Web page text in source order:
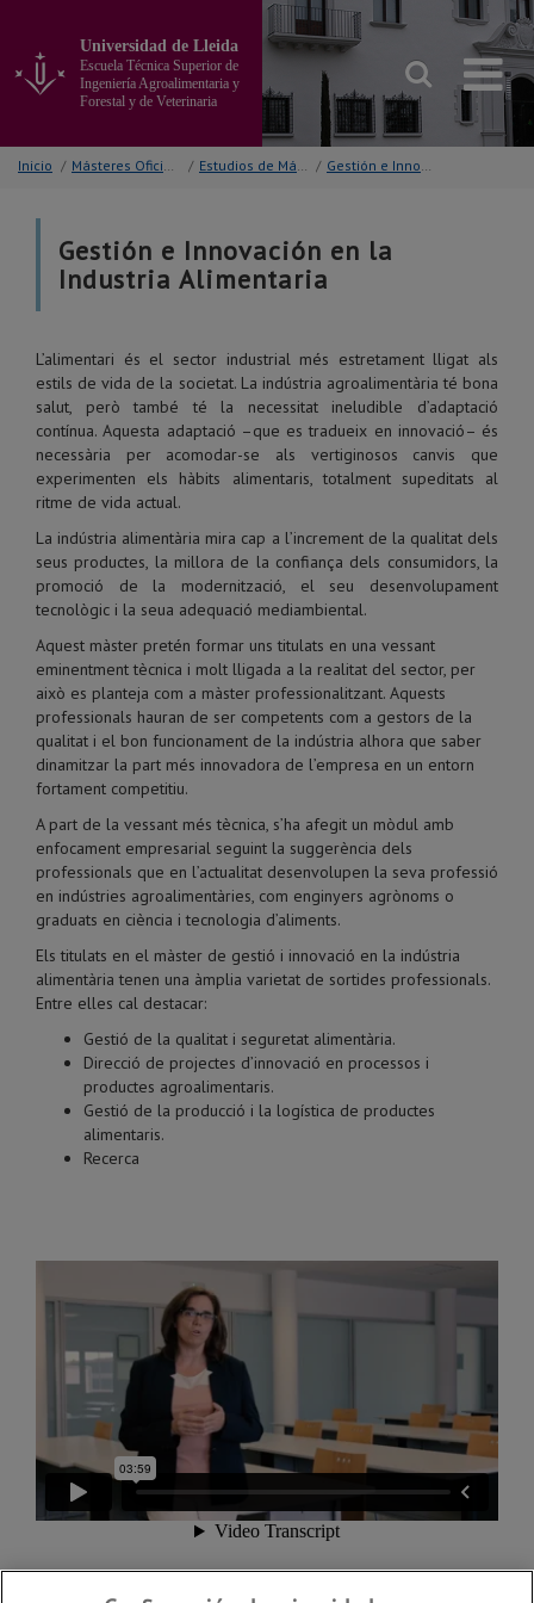
contenido
principal
página
Universidad de Lleida
Escuela Técnica Superior de
Ingeniería Agroalimentaria y
Forestal y de Veterinaria
Inicio / Másteres Oficiales / Estudios de Máster / Gestión e Innovación en la Industria Alimentaria
Gestión e Innovación en la
Industria Alimentaria
L’alimentari és el sector industrial més estretament lligat als
estils de vida de la societat. La indústria agroalimentària té bona
salut, però també té la necessitat ineludible d’adaptació
contínua. Aquesta adaptació –que es tradueix en innovació– és
necessària per acomodar-se als vertiginosos canvis que
experimenten els hàbits alimentaris, totalment supeditats al
ritme de vida actual.
La indústria alimentària mira cap a l’increment de la qualitat dels
seus productes, la millora de la confiança dels consumidors, la
promoció de la modernització, el seu desenvolupament
tecnològic i la seua adequació mediambiental.
Aquest màster pretén formar uns titulats en una vessant
eminentment tècnica i molt lligada a la realitat del sector, per
això es planteja com a màster professionalitzant. Aquests
professionals hauran de ser competents com a gestors de la
qualitat i el bon funcionament de la indústria alhora que saber
dinamitzar la part més innovadora de l’empresa en un entorn
fortament competitiu.
A part de la vessant més tècnica, s’ha afegit un mòdul amb
enfocament empresarial seguint la suggerència dels
professionals que en l’actualitat desenvolupen la seva professió
en indústries agroalimentàries, com enginyers agrònoms o
graduats en ciència i tecnologia d’aliments.
Els titulats en el màster de gestió i innovació en la indústria
alimentària tenen una àmplia varietat de sortides professionals.
Entre elles cal destacar:
Gestió de la qualitat i seguretat alimentària.
Direcció de projectes d’innovació en processos i
productes agroalimentaris.
Gestió de la producció i la logística de productes
alimentaris.
Recerca